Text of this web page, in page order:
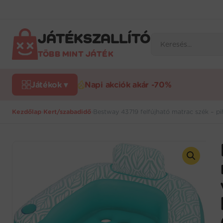
JÁTÉKSZALLÍTÓ
TÖBB MINT JÁTÉK
search
Játékok ▾ Napi akciók akár -70%
Kezdőlap Kert/szabadidő Bestway 43719 felfújható matrac szék –